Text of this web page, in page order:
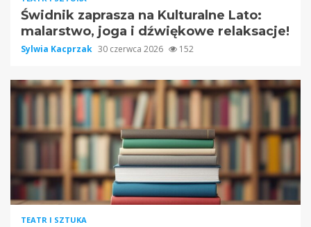
Świdnik zaprasza na Kulturalne Lato:
malarstwo, joga i dźwiękowe relaksacje!
Sylwia Kacprzak 30 czerwca 2026 152
TEATR I SZTUKA